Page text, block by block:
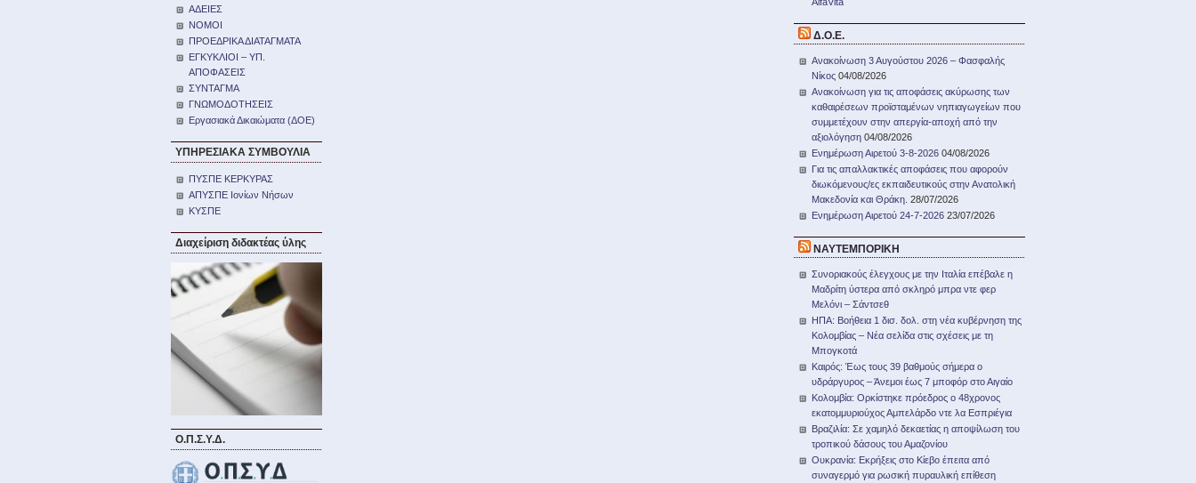
ΑΔΕΙΕΣ
ΝΟΜΟΙ
ΠΡΟΕΔΡΙΚΑ ΔΙΑΤΑΓΜΑΤΑ
ΕΓΚΥΚΛΙΟΙ – ΥΠ.
ΑΠΟΦΑΣΕΙΣ
ΣΥΝΤΑΓΜΑ
ΓΝΩΜΟΔΟΤΗΣΕΙΣ
Εργασιακά Δικαιώματα (ΔΟΕ)
ΥΠΗΡΕΣΙΑΚΑ ΣΥΜΒΟΥΛΙΑ
ΠΥΣΠΕ ΚΕΡΚΥΡΑΣ
ΑΠΥΣΠΕ Ιονίων Νήσων
ΚΥΣΠΕ
Διαχείριση διδακτέας ύλης
Ο.Π.Σ.Υ.Δ.
Δ.Ο.Ε.
Ανακοίνωση 3 Αυγούστου 2026 – Φασφαλής
Νίκος 04/08/2026
Ανακοίνωση για τις αποφάσεις ακύρωσης των
καθαιρέσεων προϊσταμένων νηπιαγωγείων που
συμμετέχουν στην απεργία-αποχή από την
αξιολόγηση 04/08/2026
Ενημέρωση Αιρετού 3-8-2026 04/08/2026
Για τις απαλλακτικές αποφάσεις που αφορούν
διωκόμενους/ες εκπαιδευτικούς στην Ανατολική
Μακεδονία και Θράκη. 28/07/2026
Ενημέρωση Αιρετού 24-7-2026 23/07/2026
ΝΑΥΤΕΜΠΟΡΙΚΗ
Συνοριακούς έλεγχους με την Ιταλία επέβαλε η
Μαδρίτη ύστερα από σκληρό μπρα ντε φερ
Μελόνι – Σάντσεθ
ΗΠΑ: Βοήθεια 1 δισ. δολ. στη νέα κυβέρνηση της
Κολομβίας – Νέα σελίδα στις σχέσεις με τη
Μπογκοτά
Καιρός: Έως τους 39 βαθμούς σήμερα ο
υδράργυρος – Άνεμοι έως 7 μποφόρ στο Αιγαίο
Κολομβία: Ορκίστηκε πρόεδρος ο 48χρονος
εκατομμυριούχος Αμπελάρδο ντε λα Εσπριέγια
Βραζιλία: Σε χαμηλό δεκαετίας η αποψίλωση του
τροπικού δάσους του Αμαζονίου
Ουκρανία: Εκρήξεις στο Κίεβο έπειτα από
συναγερμό για ρωσική πυραυλική επίθεση